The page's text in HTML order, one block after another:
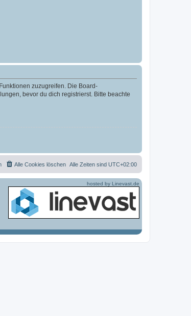
zuzugreifen. Die Board-
bevor du dich registrierst. Bitte beachte
Alle Zeiten sind UTC+02:00
Alle Cookies löschen
hosted by Linevast.de